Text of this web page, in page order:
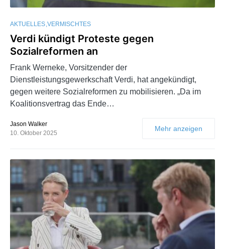
AKTUELLES VERMISCHTES
Verdi kündigt Proteste gegen
Sozialreformen an
Frank Werneke, Vorsitzender der
Dienstleistungsgewerkschaft Verdi, hat angekündigt,
gegen weitere Sozialreformen zu mobilisieren. „Da im
Koalitionsvertrag das Ende…
Jason Walker
10. Oktober 2025
Mehr anzeigen